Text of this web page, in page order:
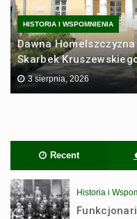
HISTORIA I WSPOMNIENIA
Dawna
Skarbek
3 sierpnia, 2026
Recent
Historia i